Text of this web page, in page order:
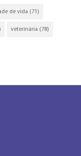
de vida (71)
veterinária (78)